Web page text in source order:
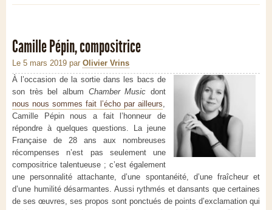
Camille Pépin, compositrice
Le 5 mars 2019 par Olivier Vrins
À l’occasion de la sortie dans les bacs de
son très bel album Chamber Music dont
nous nous sommes fait l’écho par ailleurs,
Camille Pépin nous a fait l’honneur de
répondre à quelques questions. La jeune
Française de 28 ans aux nombreuses
récompenses n’est pas seulement une
compositrice talentueuse ; c’est également
une personnalité attachante, d’une spontanéité, d’une fraîcheur et
d’une humilité désarmantes. Aussi rythmés et dansants que certaines
de ses œuvres, ses propos sont ponctués de points d’exclamation qui